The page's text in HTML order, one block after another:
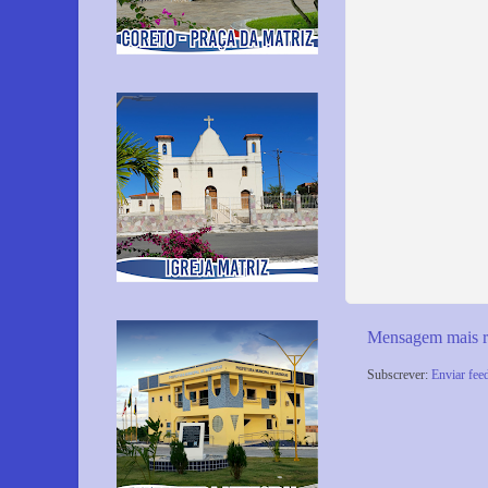
Mensagem mais
Subscrever: Enviar